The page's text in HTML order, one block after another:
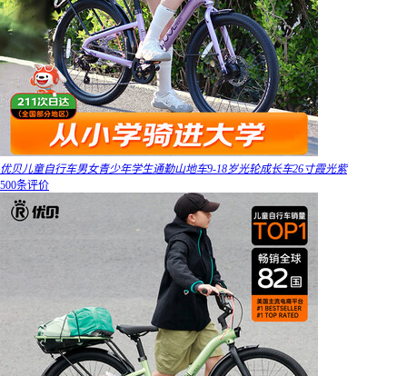
优贝儿童自行车男女青少年学生通勤山地车9-18岁光轮成长车26寸霞光紫
500条评价